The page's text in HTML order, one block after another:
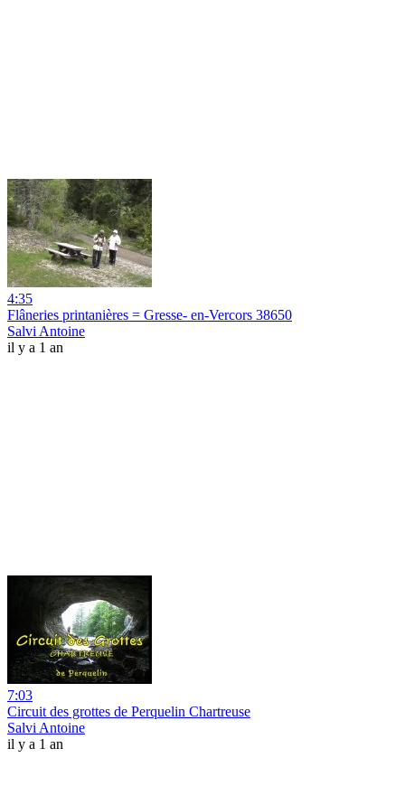
4:35
Flâneries printanières = Gresse- en-Vercors 38650
Salvi Antoine
il y a 1 an
7:03
Circuit des grottes de Perquelin Chartreuse
Salvi Antoine
il y a 1 an